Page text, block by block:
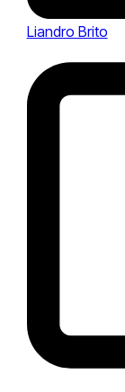
Liandro Brito